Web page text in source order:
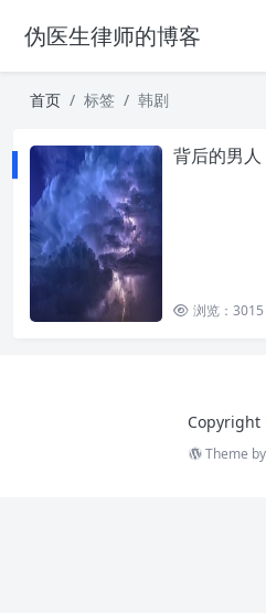
伪医生律师的博客
首页 标签 韩剧
背后的男人
浏览：3015
Copyright
Theme by